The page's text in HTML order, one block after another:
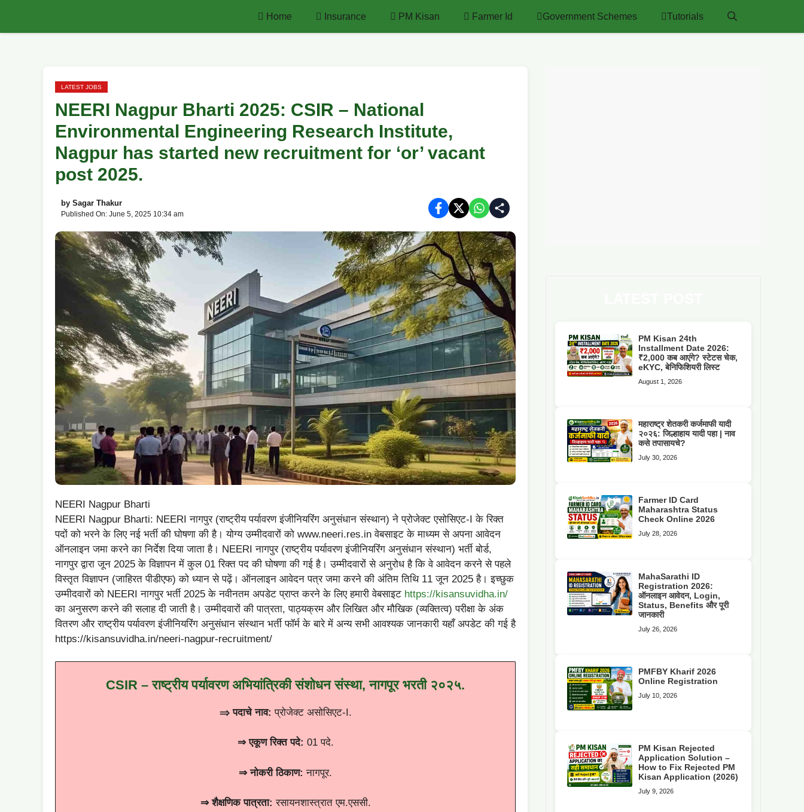
content
Home Insurance PM Kisan Farmer Id Government Schemes Tutorials
LATEST JOBS
NEERI Nagpur Bharti 2025: CSIR – National
Environmental Engineering Research Institute,
Nagpur has started new recruitment for ‘or’ vacant
post 2025.
by Sagar Thakur
Published On: June 5, 2025 10:34 am
NEERI Nagpur Bharti
NEERI Nagpur Bharti: NEERI नागपुर (राष्ट्रीय पर्यावरण इंजीनियरिंग अनुसंधान संस्थान) ने प्रोजेक्ट एसोसिएट-I के रिक्त
पदों को भरने के लिए नई भर्ती की घोषणा की है। योग्य उम्मीदवारों को www.neeri.res.in वेबसाइट के माध्यम से अपना आवेदन
ऑनलाइन जमा करने का निर्देश दिया जाता है। NEERI नागपुर (राष्ट्रीय पर्यावरण इंजीनियरिंग अनुसंधान संस्थान) भर्ती बोर्ड,
नागपुर द्वारा जून 2025 के विज्ञापन में कुल 01 रिक्त पद की घोषणा की गई है। उम्मीदवारों से अनुरोध है कि वे आवेदन करने से पहले
विस्तृत विज्ञापन (जाहिरत पीडीएफ) को ध्यान से पढ़ें। ऑनलाइन आवेदन पत्र जमा करने की अंतिम तिथि 11 जून 2025 है। इच्छुक
उम्मीदवारों को NEERI नागपुर भर्ती 2025 के नवीनतम अपडेट प्राप्त करने के लिए हमारी वेबसाइट https://kisansuvidha.in/
का अनुसरण करने की सलाह दी जाती है। उम्मीदवारों की पात्रता, पाठ्यक्रम और लिखित और मौखिक (व्यक्तित्व) परीक्षा के अंक
वितरण और राष्ट्रीय पर्यावरण इंजीनियरिंग अनुसंधान संस्थान भर्ती फॉर्म के बारे में अन्य सभी आवश्यक जानकारी यहाँ अपडेट की गई है
https://kisansuvidha.in/neeri-nagpur-recruitment/
CSIR – राष्ट्रीय पर्यावरण अभियांत्रिकी संशोधन संस्था, नागपूर भरती २०२५.
⇒पदाचे नाव:प्रोजेक्ट असोसिएट-I.
⇒ एकूण रिक्त पदे: 01 पदे.
⇒ नोकरी ठिकाण:नागपूर.
⇒ शैक्षणिक पात्रता:रसायनशास्त्रात एम.एससी.
PM Kisan 24th
Installment Date 2026:
₹2,000 कब आएंगे? स्टेटस चेक,
eKYC, बेनिफिशियरी लिस्ट
August 1, 2026
महाराष्ट्र शेतकरी कर्जमाफी यादी
२०२६: जिल्हाहाय यादी पहा | नाव
कसे तपासायचे?
July 30, 2026
Farmer ID Card
Maharashtra Status
Check Online 2026
July 28, 2026
MahaSarathi ID
Registration 2026:
ऑनलाइन आवेदन, Login,
Status, Benefits और पूरी
जानकारी
July 26, 2026
PMFBY Kharif 2026
Online Registration
July 10, 2026
PM Kisan Rejected
Application Solution –
How to Fix Rejected PM
Kisan Application (2026)
July 9, 2026